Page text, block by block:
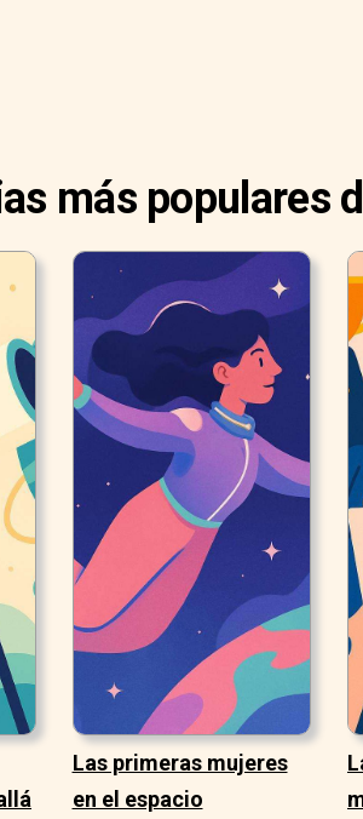
más populares
Las primeras mujeres
en el espacio